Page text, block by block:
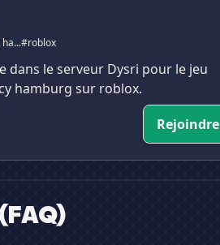
#roblox
dans le serveur Dysri pour le jeu
hamburg sur roblox.
Rejoindre